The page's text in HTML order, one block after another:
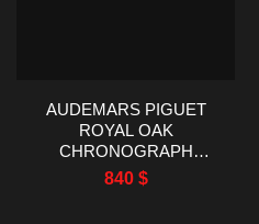
AUDEMARS PIGUET
ROYAL OAK
CHRONOGRAPH
26470ST TK RÉPLIQUE
DE MONTRE D’USINE
840 $